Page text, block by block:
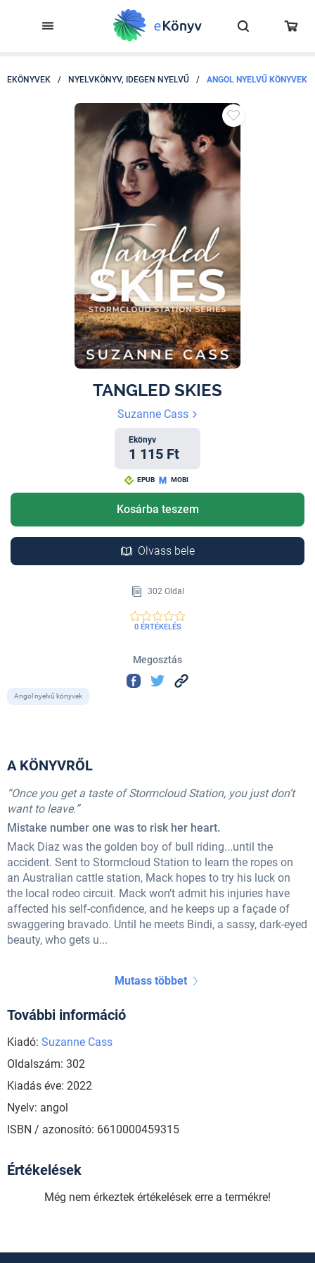
EKÖNYVEK / NYELVKÖNYV, IDEGEN NYELVŰ / ANGOL NYELVŰ KÖNYVEK
TANGLED SKIES
Suzanne Cass
Ekönyv
1 115 Ft
EPUB MOBI
Kosárba teszem
Olvass bele
302 Oldal
0 ÉRTÉKELÉS
Megosztás
Angol nyelvű könyvek
A KÖNYVRŐL
“Once you get a taste of Stormcloud Station, you just don’t
want to leave.”
Mistake number one was to risk her heart.
Mack Diaz was the golden boy of bull riding...until the
accident. Sent to Stormcloud Station to learn the ropes on
an Australian cattle station, Mack hopes to try his luck on
the local rodeo circuit. Mack won’t admit his injuries have
affected his self-confidence, and he keeps up a façade of
swaggering bravado. Until he meets Bindi, a sassy, dark-eyed
beauty, who gets u...
Mutass többet
További információ
Kiadó: Suzanne Cass
Oldalszám: 302
Kiadás éve: 2022
Nyelv: angol
ISBN / azonosító: 6610000459315
Értékelések
Még nem érkeztek értékelések erre a termékre!